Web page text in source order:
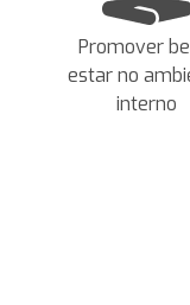
Promover
estar no
interno